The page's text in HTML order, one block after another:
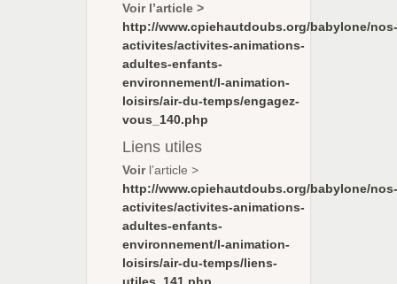
Voir l’article >
http://www.cpiehautdoubs.org/babylone/nos-
activites/activites-animations-
adultes-enfants-
environnement/l-animation-
loisirs/air-du-temps/engagez-
vous_140.php
Liens utiles
Voirl’article >
http://www.cpiehautdoubs.org/babylone/nos-
activites/activites-animations-
adultes-enfants-
environnement/l-animation-
loisirs/air-du-temps/liens-